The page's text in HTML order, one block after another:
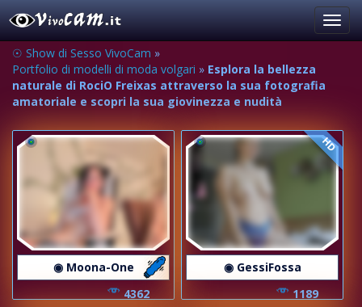
☉ Show di Sesso VivoCam »
Portfolio di modelli di moda volgari » Esplora la bellezza
naturale di RociO Freixas attraverso la sua fotografia
amatoriale e scopri la sua giovinezza e nudità
◉ Moona-One
4362
HD
◉ GessiFossa
1189